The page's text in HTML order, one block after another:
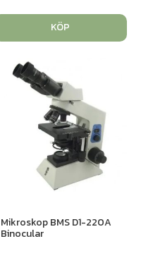
KÖP
Mikroskop BMS D1-220A
Binocular